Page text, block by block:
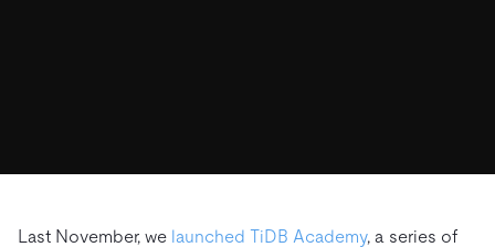
TiSpark
OSS Insight
Build GenAI Applications
お客様のデータの機密性、可用性、安全性について紹介し
無料で始める
Last November, we launched TiDB Academy, a series of